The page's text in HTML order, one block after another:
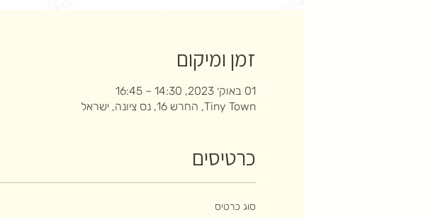
זמן ומיקום
01 באוק׳ 2023, 14:30 – 16:45
Tiny Town, החרש 16, נס ציונה, ישראל
כרטיסים
סוג כרטיס